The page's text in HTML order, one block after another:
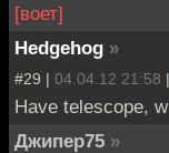
[воет]
Hedgehog »
#29 | 04.04.12 21:58 |
Have telescope,
Джипер75 »